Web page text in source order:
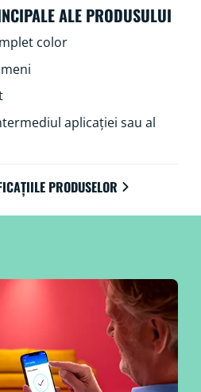
prin Wi-Fi, bineînțeles,
ALE PRODUSULUI
color
aplicației sau al
PRODUSELOR